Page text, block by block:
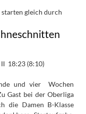
starten gleich durch
II 18:23 (8:10)
und vier Wochen
Gast bei der Oberliga
die Damen B-Klasse